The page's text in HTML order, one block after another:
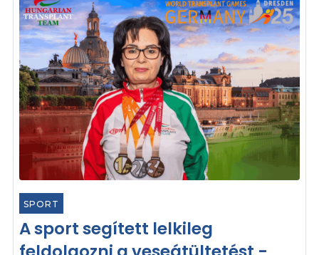
SPORT
A sport segített lelkileg